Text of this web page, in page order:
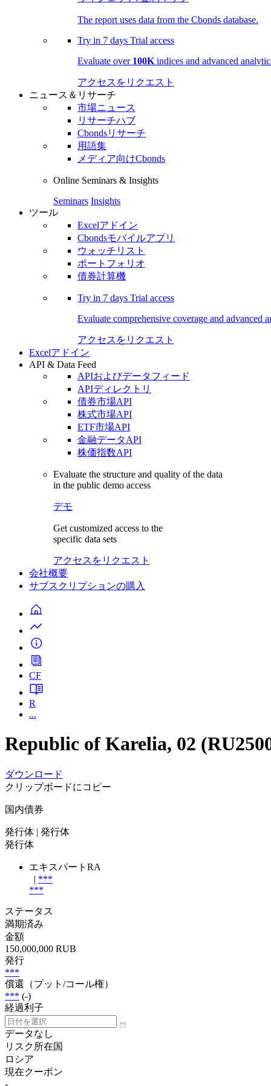
The report uses data from the Cbonds database.
Try in 7 days Trial access
Evaluate over 100K indices and advanced
アクセスをリクエスト
ニュース＆リサーチ
市場ニュース
リサーチハブ
Cbondsリサーチ
用語集
メディア向けCbonds
Online Seminars & Insights
Seminars Insights
ツール
Excelアドイン
Cbondsモバイルアプリ
ウォッチリスト
ポートフォリオ
債券計算機
Try in 7 days Trial access
Evaluate comprehensive coverage and advanced
アクセスをリクエスト
Excelアドイン
API & Data Feed
APIおよびデータフィード
APIディレクトリ
債券市場API
株式市場API
ETF市場API
金融データAPI
株価指数API
Evaluate the structure and quality of the data
in the public demo access
デモ
Get customized access to the
specific data sets
アクセスをリクエスト
会社概要
サブスクリプションの購入
CF
R
...
Republic of Karelia, 02
ダウンロード
クリップボードにコピー
国内債券
発行体 | 発行体
発行体
エキスパートRA
| ***
***
ステータス
満期済み
金額
150,000,000 RUB
発行
***
償還（プット/コール権）
*** (-)
経過利子
データなし
リスク所在国
ロシア
現在クーポン
-